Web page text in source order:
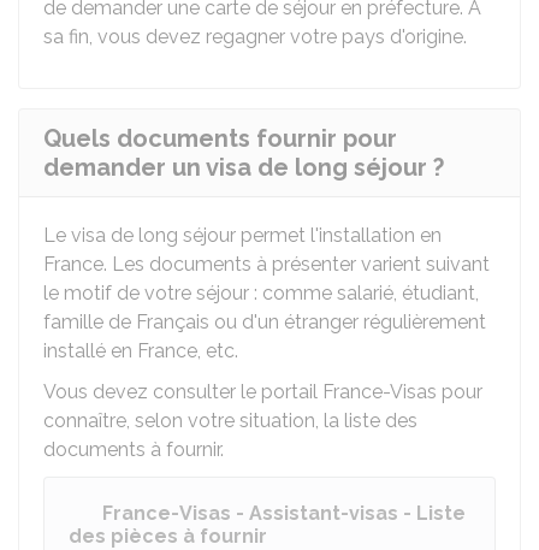
de demander une carte de séjour en préfecture. À
sa fin, vous devez regagner votre pays d'origine.
Quels documents fournir pour
demander un visa de long séjour ?
Le visa de long séjour permet l'installation en
France. Les documents à présenter varient suivant
le motif de votre séjour : comme salarié, étudiant,
famille de Français ou d'un étranger régulièrement
installé en France, etc.
Vous devez consulter le portail France-Visas pour
connaître, selon votre situation, la liste des
documents à fournir.
France-Visas - Assistant-visas - Liste
des pièces à fournir